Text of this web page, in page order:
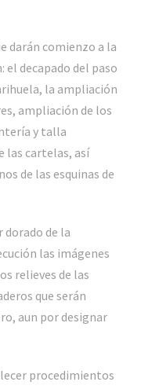
darán comienzo a la
decapado del paso
la ampliación
ampliación de los
y talla
las cartelas, así
de las esquinas de
de la
las imágenes
relieves de las
que serán
aun por designar
procedimientos